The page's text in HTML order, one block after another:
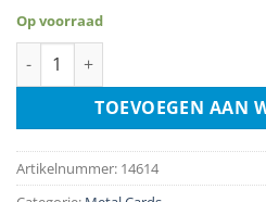
Op voorraad
Player's Navy Cut aantal
TOEVOEGEN AAN
Artikelnummer: 14614